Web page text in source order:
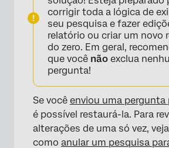
corrigir toda a lógica de
seu pesquisa e fazer
relatório ou criar um novo
do zero. Em geral,
que você não exclua
pergunta!
Se você enviou uma pergunta
é possível restaurá-la. Para
alterações de uma só vez,
como anular um pesquisa